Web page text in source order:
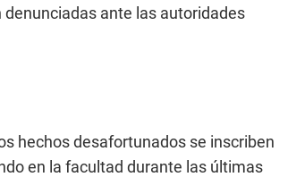
denunciadas ante las autoridades
hechos desafortunados se inscriben
en la facultad durante las últimas